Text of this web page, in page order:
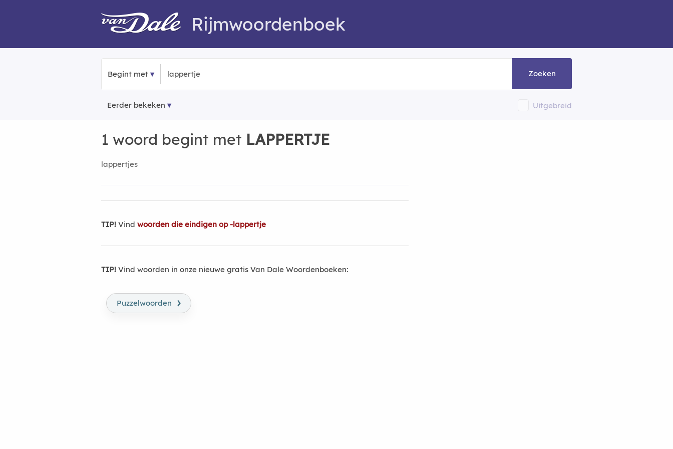
Rijmwoordenboek
Begint met Zoeken
Eerder bekeken Uitgebreid
1 woord begint met LAPPERTJE
lappertjes
TIP! Vind woorden die eindigen op -lappertje
TIP! Vind woorden in onze nieuwe gratis Van Dale Woordenboeken:
Puzzelwoorden ›